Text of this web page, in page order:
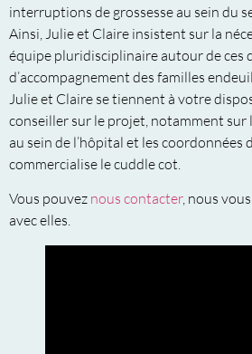
interruptions de grossesse au sein du
Ainsi, Julie et Claire insistent sur la
équipe pluridisciplinaire autour de ces
d’accompagnement des familles
Julie et Claire se tiennent à votre
conseiller sur le projet, notamment sur
au sein de l’hôpital et les coordonnées
commercialise le cuddle cot.
Vous pouvez nous contacter, nous
avec elles.